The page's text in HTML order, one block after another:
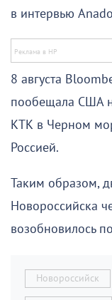
в интервью
8 августа
пообещала США
КТК в Черном
Россией.
Таким образом,
Новороссийска
возобновилось
Новороссийск